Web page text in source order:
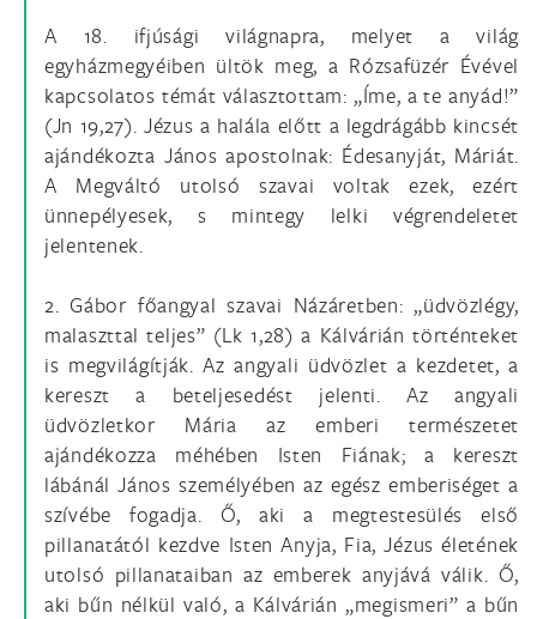
A 18. ifjúsági világnapra, melyet a világ
egyházmegyéiben ültök meg, a Rózsafüzér Évével
kapcsolatos témát választottam: „Íme, a te anyád!”
(Jn 19,27). Jézus a halála előtt a legdrágább kincsét
ajándékozta János apostolnak: Édesanyját, Máriát.
A Megváltó utolsó szavai voltak ezek, ezért
ünnepélyesek, s mintegy lelki végrendeletet
jelentenek.
2. Gábor főangyal szavai Názáretben: „üdvözlégy,
malaszttal teljes” (Lk 1,28) a Kálvárián történteket
is megvilágítják. Az angyali üdvözlet a kezdetet, a
kereszt a beteljesedést jelenti. Az angyali
üdvözletkor Mária az emberi természetet
ajándékozza méhében Isten Fiának; a kereszt
lábánál János személyében az egész emberiséget a
szívébe fogadja. Ő, aki a megtestesülés első
pillanatától kezdve Isten Anyja, Fia, Jézus életének
utolsó pillanataiban az emberek anyjává válik. Ő,
aki bűn nélkül való, a Kálvárián „megismeri” a bűn